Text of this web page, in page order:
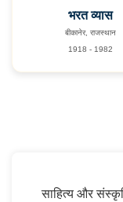
भरत व्यास
बीकानेर, राजस्थान
1918 - 1982
साहित्य और